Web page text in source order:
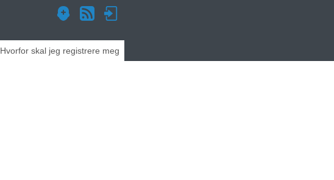
Hvorfor skal jeg registrere meg